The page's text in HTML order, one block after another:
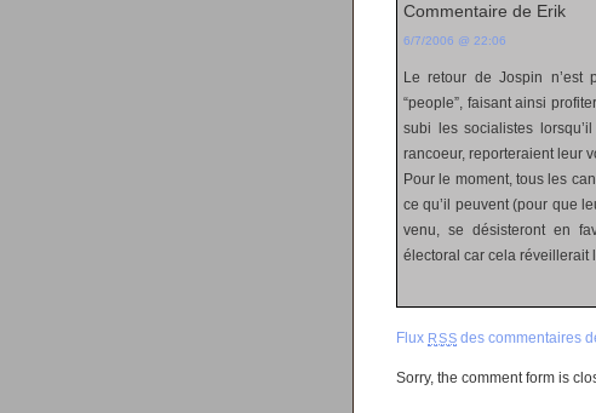
Commentaire de Erik
6/7/2006 @ 22:06
Le retour de Jospin n’est
“people”, faisant ainsi
subi les socialistes
rancoeur, reporteraient leur
Pour le moment, tous les
ce qu’il peuvent (pour que
venu, se désisteront en
électoral car cela réveillerait
Flux RSS des commentaires
Sorry, the comment form is